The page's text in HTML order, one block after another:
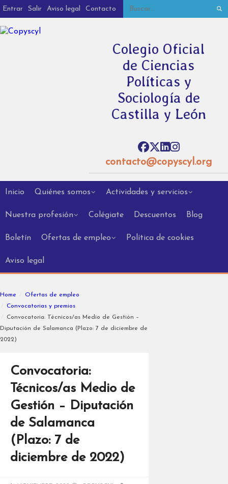
Entrar Salir Aviso legal Contacto
Colegio Oficial
de Ciencias
Políticas y
Sociología de
Castilla y León
contacto@copyscyl.org
Inicio Quiénes somos Actividades y servicios
Nuestra profesión Colégiate Descuentos Blog
Boletín Ofertas de empleo Política de cookies
Aviso legal
Home
Ofertas de empleo
Convocatorias y premios
Convocatoria: Técnicos/as Medio de Gestión –
Diputación de Salamanca (Plazo: 7 de diciembre de
2022)
Convocatoria:
Técnicos/as Medio de
Gestión – Diputación
de Salamanca
(Plazo: 7 de
diciembre de 2022)